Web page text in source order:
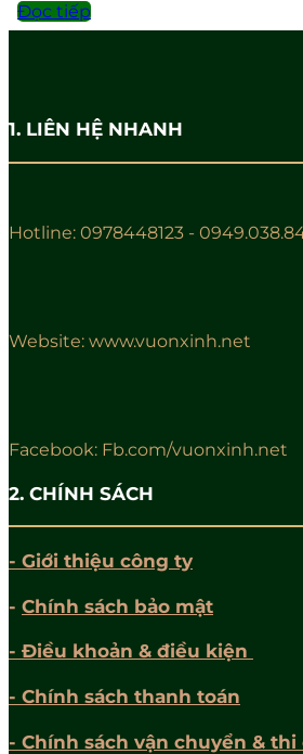
Đọc tiếp
1. LIÊN HỆ NHANH
Hotline: 0978448123 -
Website: www.vuonxinh.net
Facebook: Fb.com/vuonxinh.net
2. CHÍNH SÁCH
- Giới thiệu công ty
- Chính sách bảo mật
- Điều khoản & điều kiện
- Chính sách thanh toán
- Chính sách vận chuyển & thi